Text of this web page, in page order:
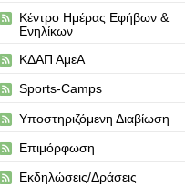
Κέντρο Ημέρας Εφήβων &
Ενηλίκων
ΚΔΑΠ ΑμεΑ
Sports-Camps
Υποστηριζόμενη Διαβίωση
Επιμόρφωση
Εκδηλώσεις/Δράσεις